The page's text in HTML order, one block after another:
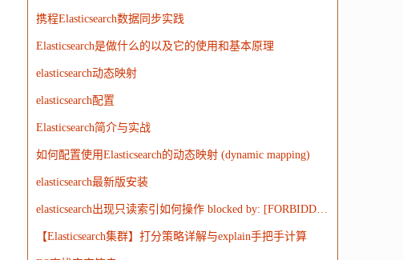
WordPress HTTP 团建
携程Elasticsearch数据同步实践
Elasticsearch是做什么的以及它的使用和基本原理
elasticsearch动态映射
elasticsearch配置
Elasticsearch简介与实战
如何配置使用Elasticsearch的动态映射 (dynamic mapping)
elasticsearch最新版安装
elasticsearch出现只读索引如何操作 blocked by: [FORBIDDEN/12/index read-only / allow delete (api)];')
【Elasticsearch集群】打分策略详解与explain手把手计算